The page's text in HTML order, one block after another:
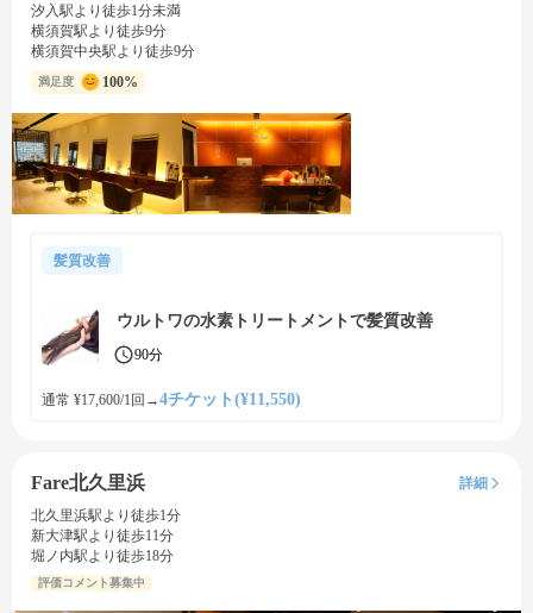
汐入駅より徒歩1分未満
横須賀駅より徒歩9分
横須賀中央駅より徒歩9分
満足度 100%
髪質改善
ウルトワの水素トリートメントで髪質改善
90分
通常 ¥17,600/1回 →4チケット(¥11,550)
Fare北久里浜
詳細
北久里浜駅より徒歩1分
新大津駅より徒歩11分
堀ノ内駅より徒歩18分
評価コメント募集中